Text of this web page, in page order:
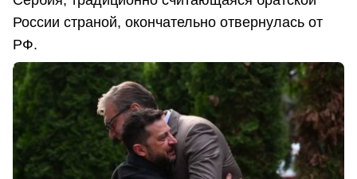
России страной, окончательно отвернулась от
РФ.